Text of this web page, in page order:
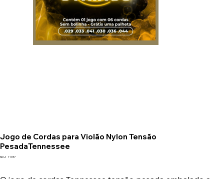
Jogo de Cordas para Violão Nylon Tensão
PesadaTennessee
SKU: SKU
11937